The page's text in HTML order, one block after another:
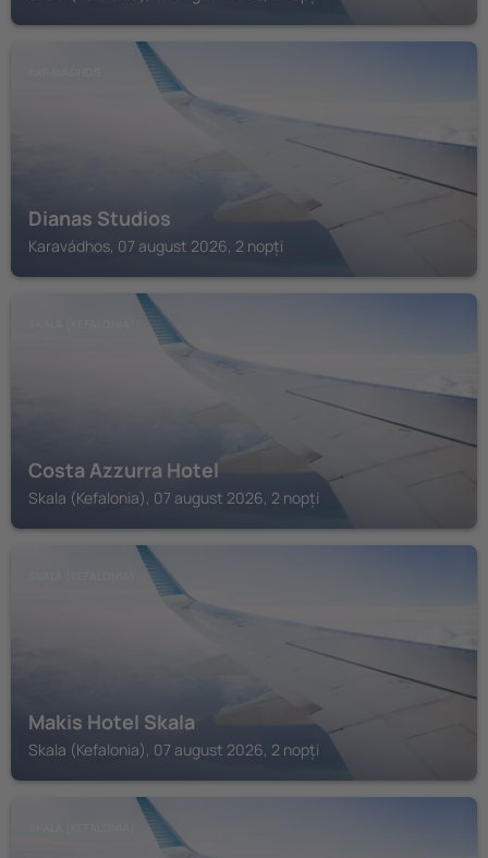
Dianas Studios
Karavádhos, 07 august 2026, 2 nopți
Costa Azzurra Hotel
Skala (Kefalonia), 07 august 2026, 2 nopți
Makis Hotel Skala
Skala (Kefalonia), 07 august 2026, 2 nopți